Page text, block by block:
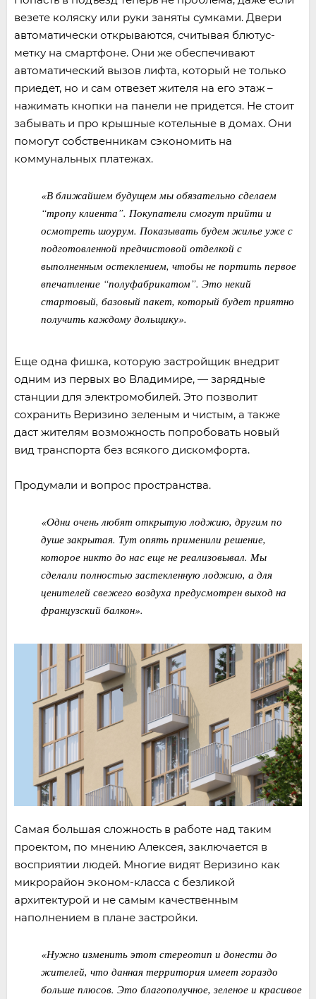
везете коляску или руки заняты сумками. Двери
автоматически открываются, считывая блютус-
метку на смартфоне. Они же обеспечивают
автоматический вызов лифта, который не только
приедет, но и сам отвезет жителя на его этаж –
нажимать кнопки на панели не придется. Не стоит
забывать и про крышные котельные в домах. Они
помогут собственникам сэкономить на
коммунальных платежах.
«В ближайшем будущем мы обязательно сделаем
“тропу клиента”. Покупатели смогут прийти и
осмотреть шоурум. Показывать будем жилье уже с
подготовленной предчистовой отделкой с
выполненным остеклением, чтобы не портить первое
впечатление “полуфабрикатом”. Это некий
стартовый, базовый пакет, который будет приятно
получить каждому дольщику».
Еще одна фишка, которую застройщик внедрит
одним из первых во Владимире, — зарядные
станции для электромобилей. Это позволит
сохранить Веризино зеленым и чистым, а также
даст жителям возможность попробовать новый
вид транспорта без всякого дискомфорта.
Продумали и вопрос пространства.
«Одни очень любят открытую лоджию, другим по
душе закрытая. Тут опять применили решение,
которое никто до нас еще не реализовывал. Мы
сделали полностью застекленную лоджию, а для
ценителей свежего воздуха предусмотрен выход на
французский балкон».
Самая большая сложность в работе над таким
проектом, по мнению Алексея, заключается в
восприятии людей. Многие видят Веризино как
микрорайон эконом-класса с безликой
архитектурой и не самым качественным
наполнением в плане застройки.
«Нужно изменить этот стереотип и донести до
жителей, что данная территория имеет гораздо
больше плюсов. Это благополучное, зеленое и красивое